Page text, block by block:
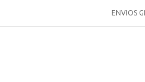
ENVIOS